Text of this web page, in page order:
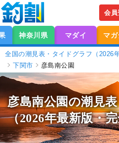
会員
神奈川県 マダイ マ
全国の潮見表・タイドグラフ（2026
下関市
彦島南公園
彦島南公園の潮見表
（2026年最新版・